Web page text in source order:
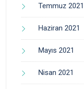
Temmuz 2021
Haziran 2021
Mayıs 2021
Nisan 2021